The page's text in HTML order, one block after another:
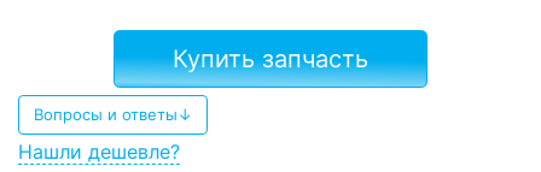
Купить запчасть
Вопросы и ответы↓
Нашли дешевле?